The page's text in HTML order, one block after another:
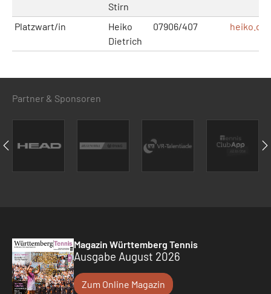
Stirn
Platzwart/in
Heiko
Dietrich
07906/407
Partner & Sponsoren
Magazin Württemberg Tennis
Ausgabe August 2026
Zum Online Magazin